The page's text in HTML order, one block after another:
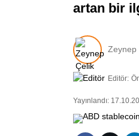
artan bir
Zeynep
Editör:
Yayınlandı: